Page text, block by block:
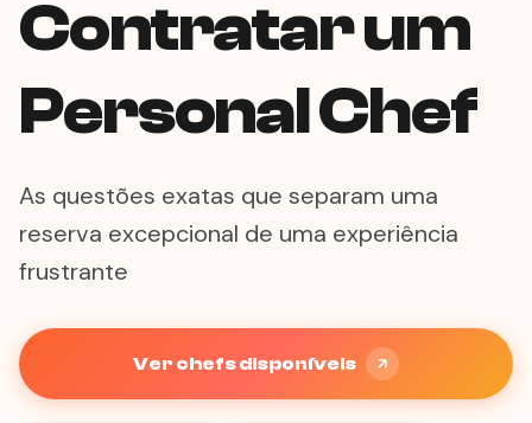
Contratar um
Personal Chef
As questões exatas que separam uma
reserva excepcional de uma experiência
frustrante
Ver chefs disponíveis